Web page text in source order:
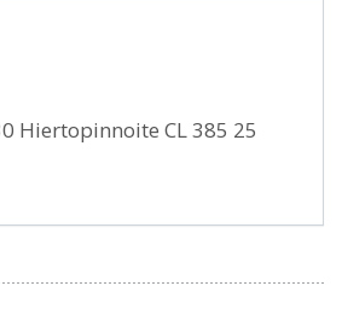
Hiertopinnoite CL 385 25